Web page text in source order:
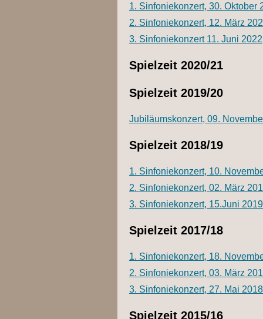
1. Sinfoniekonzert, 30. Oktober
2. Sinfoniekonzert, 12. März
3. Sinfoniekonzert 11. Juni 2022
Spielzeit 2020/21
Spielzeit 2019/20
Jubiläumskonzert, 09.
Spielzeit 2018/19
1. Sinfoniekonzert, 10.
2. Sinfoniekonzert, 02. März
3. Sinfoniekonzert, 15.Juni 2019
Spielzeit 2017/18
1. Sinfoniekonzert, 18.
2. Sinfoniekonzert, 03. März
3. Sinfoniekonzert, 27. Mai 2018
Spielzeit 2015/16